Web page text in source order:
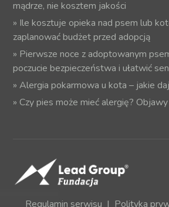
mądrze, nie kosztem jakości
» Ile kosztuje opieka nad psem lub
zaplanować budżet przed adopcją
» Pierwsze noce z adoptowanym
poczucie bezpieczeństwa i ułatwić
»Alergia pokarmowa u kota – jakie
»Czy pies może mieć alergię?
Regulamin serwisu | Polityka